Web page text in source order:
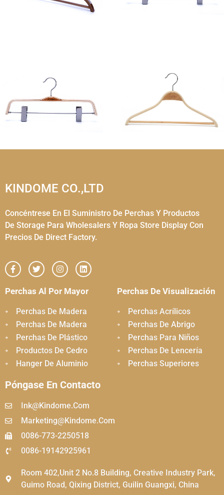
KINDOME CO.,LTD
Concéntrese En El Suministro De Perchas Y Productos
De Storage Para Wholesalers Y Ropa Store Display Con
Precios De Direct Factory.
Perchas Al Por Mayor
Perchas De Madera
Perchas De Madera
Perchas De Plástico
Productos De Cedro
Hanger De Aluminio
Perchas De Visualización
Perchas Acrílicos
Perchas De Abrigo
Perchas Para Niños
Perchas De Lencería
Perchas Superiores
Póngase En Contacto
Ink@kindome.com
Marketing@kindome.com
0086-773-2250518
0086-19142925961
Room 402,Unit 2 No.8 Building, Creative Industry Park,
Guimo Road, Qixing District, Guilin Guangxi, China